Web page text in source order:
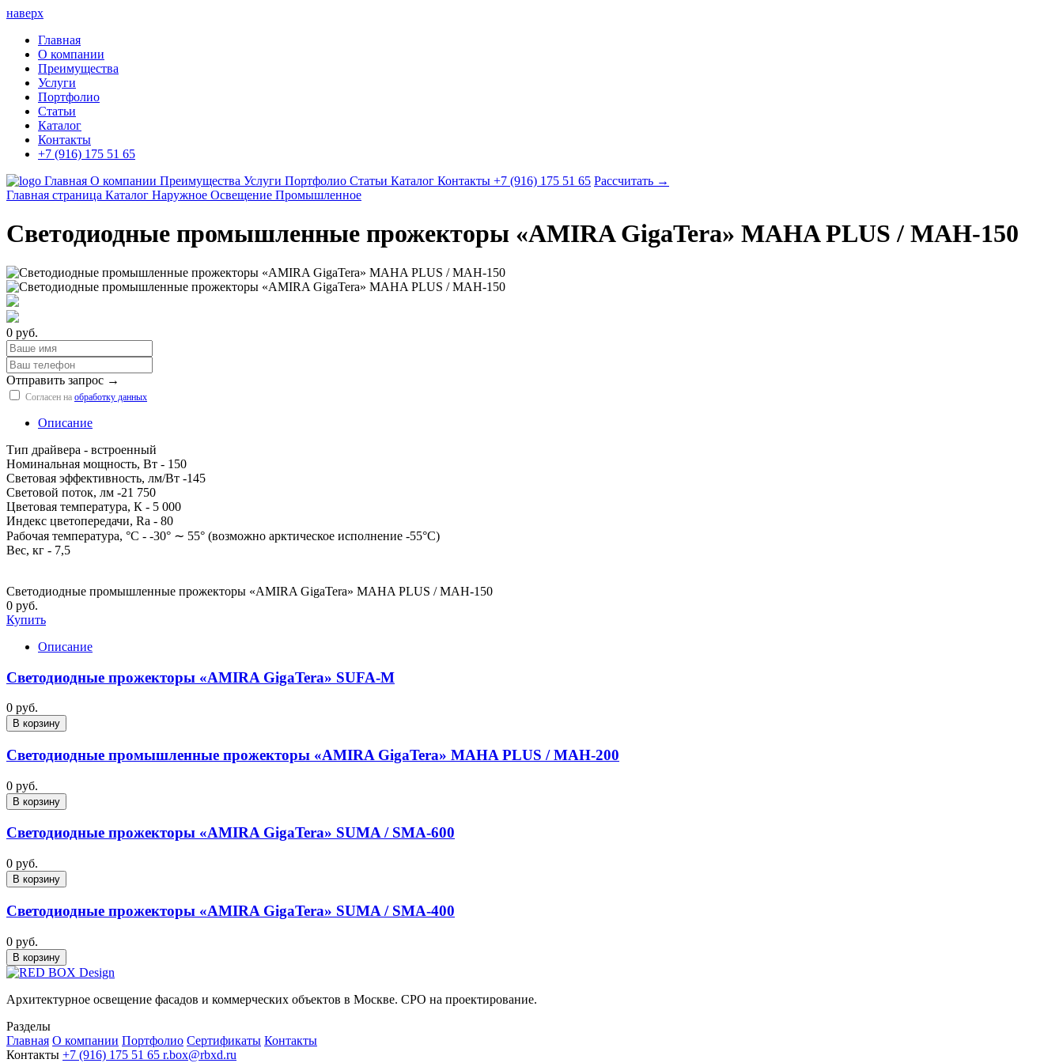
наверх
Главная
О компании
Преимущества
Услуги
Портфолио
Статьи
Каталог
Контакты
+7 (916) 175 51 65
Главная О компании Преимущества Услуги Портфолио Статьи Каталог Контакты +7 (916) 175 51 65 Рассчитать →
Главная страница Каталог Наружное Освещение Промышленное
Светодиодные промышленные прожекторы «AMIRA GigaTera» MAHA PLUS / MAH-150
0 руб.
Отправить запрос →
Согласен на обработку данных
Описание
Тип драйвера - встроенный
Номинальная мощность, Вт - 150
Световая эффективность, лм/Вт -145
Световой поток, лм -21 750
Цветовая температура, К - 5 000
Индекс цветопередачи, Ra - 80
Рабочая температура, °C - -30° ∼ 55° (возможно арктическое исполнение -55°С)
Вес, кг - 7,5
Светодиодные промышленные прожекторы «AMIRA GigaTera» MAHA PLUS / MAH-150
0 руб.
Купить
Описание
Светодиодные прожекторы «AMIRA GigaTera» SUFA-M
0 руб.
В корзину
Светодиодные промышленные прожекторы «AMIRA GigaTera» MAHA PLUS / MAH-200
0 руб.
В корзину
Светодиодные прожекторы «AMIRA GigaTera» SUMA / SMA-600
0 руб.
В корзину
Светодиодные прожекторы «AMIRA GigaTera» SUMA / SMA-400
0 руб.
В корзину
Архитектурное освещение фасадов и коммерческих объектов в Москве. СРО на проектирование.
Разделы
Главная О компании Портфолио Сертификаты Контакты
Контакты +7 (916) 175 51 65 r.box@rbxd.ru